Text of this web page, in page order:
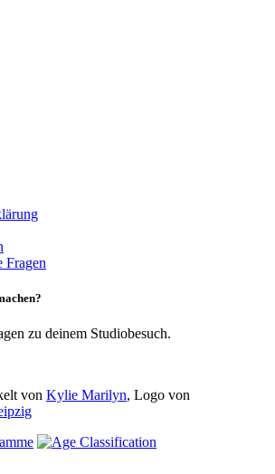
Fragen
zu deinem Studiobesuch.
von Kylie Marilyn, Logo von